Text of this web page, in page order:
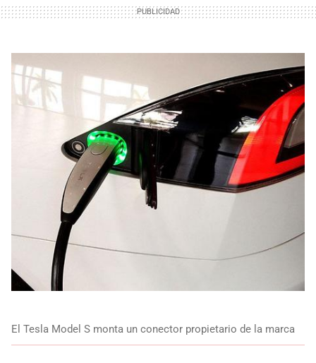
El Tesla Model S monta un conector propietario de la marca